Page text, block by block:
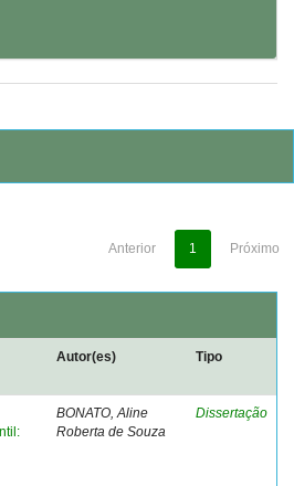
Anterior 1 Próximo
Autor(es) Tipo
BONATO, Aline
Roberta de Souza
Dissertação